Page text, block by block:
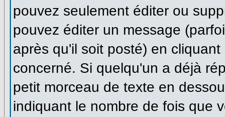
pouvez seulement éditer ou
pouvez éditer un message
après qu'il soit posté) en
concerné. Si quelqu'un a déjà
petit morceau de texte en
indiquant le nombre de fois que